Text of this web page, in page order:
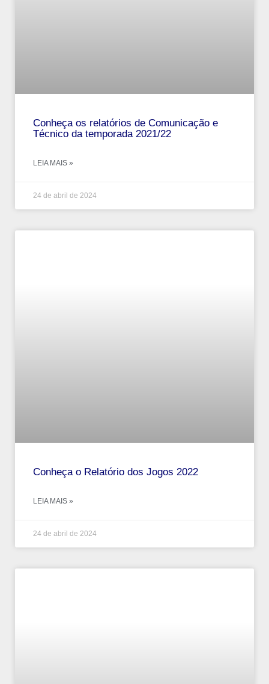
Conheça os relatórios de Comunicação e
Técnico da temporada 2021/22
LEIA MAIS »
24 de abril de 2024
Conheça o Relatório dos Jogos 2022
LEIA MAIS »
24 de abril de 2024